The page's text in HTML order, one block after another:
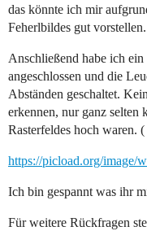
das könnte ich mir
Feherlbildes gut vorstellen.
Anschließend habe ich
angeschlossen und die
Abständen geschaltet.
erkennen, nur ganz selten
Rasterfeldes hoch waren.
https://picload.org/image/
Ich bin gespannt was ihr
Für weitere Rückfragen